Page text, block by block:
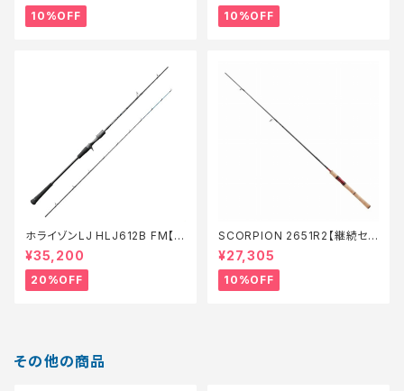
10%OFF 10%OFF
ホライゾンLJ HLJ612B FM【特
価ロッド】【20】
¥35,200
20%OFF
SCORPION 2651R2【継続セ
ール_ロッド】【10】
¥27,305
10%OFF
その他の商品